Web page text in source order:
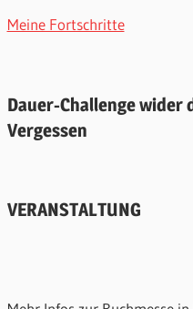
Meine Fortschritte
Dauer-Challenge wider
Vergessen
VERANSTALTUNG